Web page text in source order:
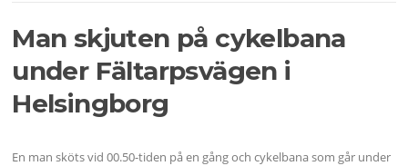
Man skjuten på cykelbana
under Fältarpsvägen i
Helsingborg
En man sköts vid 00.50-tiden på en gång och cykelbana som går under